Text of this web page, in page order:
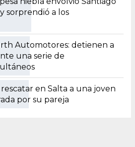
sorprendió a los
Automotores: detienen a
una serie de
en Salta a una joven
por su pareja